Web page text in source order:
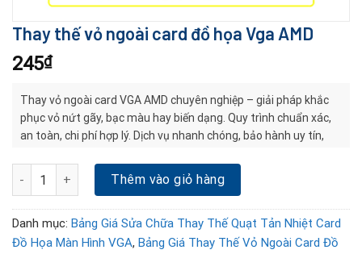
Thay thế vỏ ngoài card đồ họa Vga AMD
245₫
Thay vỏ ngoài card VGA AMD chuyên nghiệp – giải pháp khắc
phục vỏ nứt gãy, bạc màu hay biến dạng. Quy trình chuẩn xác,
an toàn, chi phí hợp lý. Dịch vụ nhanh chóng, bảo hành uy tín,
Thay thế vỏ ngoài card đồ họa Vga AMD số lượng
Thêm vào giỏ hàng
Danh mục: Bảng Giá Sửa Chữa Thay Thế Quạt Tản Nhiệt Card
Đồ Họa Màn Hình VGA, Bảng Giá Thay Thế Vỏ Ngoài Card Đồ